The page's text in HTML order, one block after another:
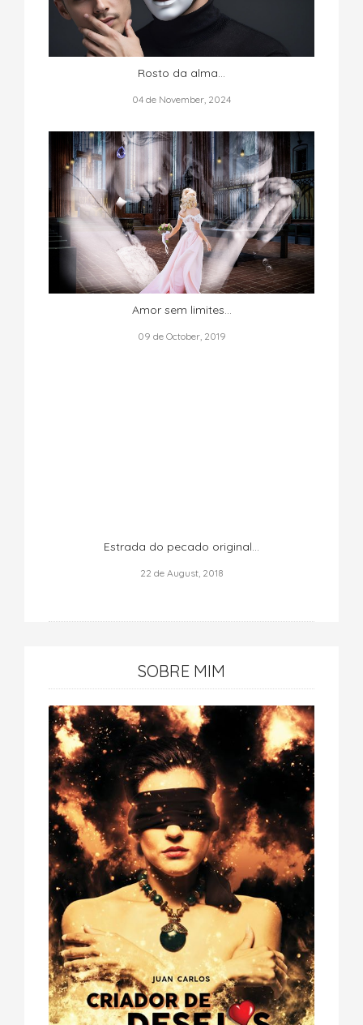
Rosto da alma...
04 de November, 2024
Amor sem limites...
09 de October, 2019
Estrada do pecado original...
22 de August, 2018
SOBRE MIM